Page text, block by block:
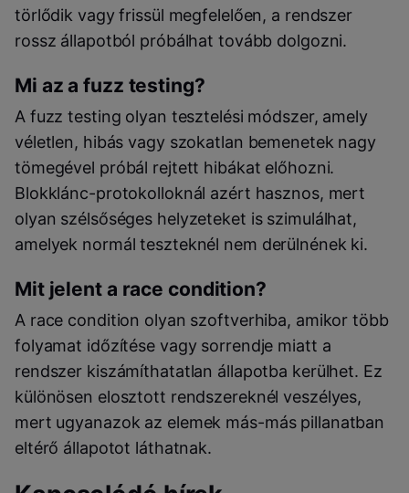
törlődik vagy frissül megfelelően, a rendszer
rossz állapotból próbálhat tovább dolgozni.
Mi az a fuzz testing?
A fuzz testing olyan tesztelési módszer, amely
véletlen, hibás vagy szokatlan bemenetek nagy
tömegével próbál rejtett hibákat előhozni.
Blokklánc-protokolloknál azért hasznos, mert
olyan szélsőséges helyzeteket is szimulálhat,
amelyek normál teszteknél nem derülnének ki.
Mit jelent a race condition?
A race condition olyan szoftverhiba, amikor több
folyamat időzítése vagy sorrendje miatt a
rendszer kiszámíthatatlan állapotba kerülhet. Ez
különösen elosztott rendszereknél veszélyes,
mert ugyanazok az elemek más-más pillanatban
eltérő állapotot láthatnak.